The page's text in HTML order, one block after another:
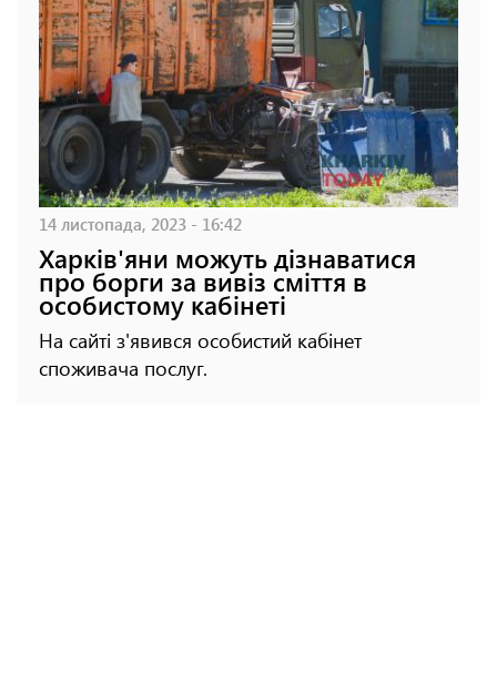
14 листопада, 2023 - 16:42
Харків'яни можуть дізнаватися
про борги за вивіз сміття в
особистому кабінеті
На сайті з'явився особистий кабінет
споживача послуг.